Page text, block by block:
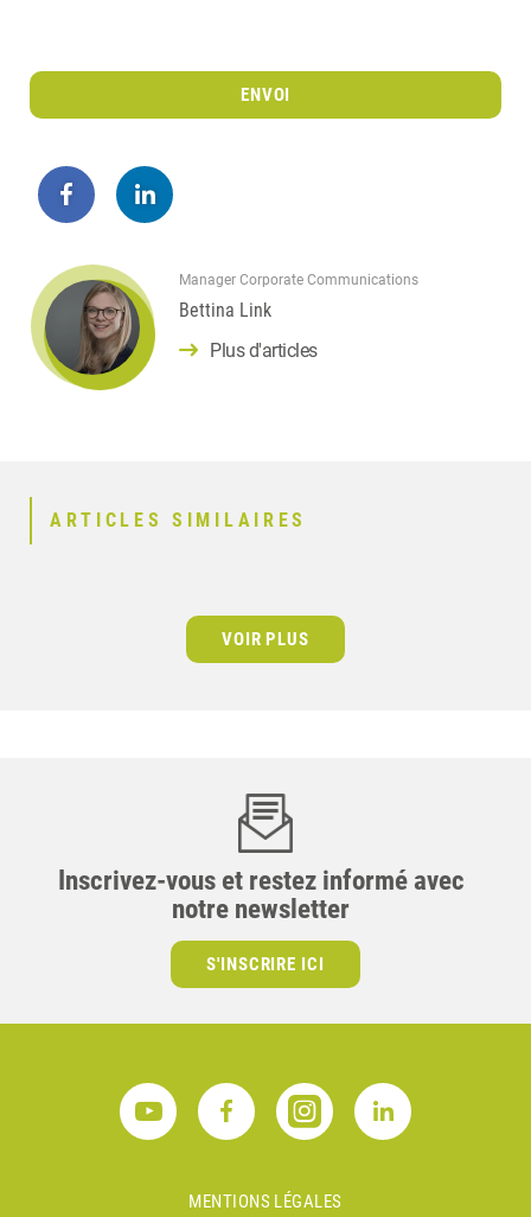
ENVOI
Manager Corporate Communications
Bettina Link
Plus d'articles
ARTICLES SIMILAIRES
VOIR PLUS
Inscrivez-vous et restez informé avec
notre newsletter
S'INSCRIRE ICI
MENTIONS LÉGALES